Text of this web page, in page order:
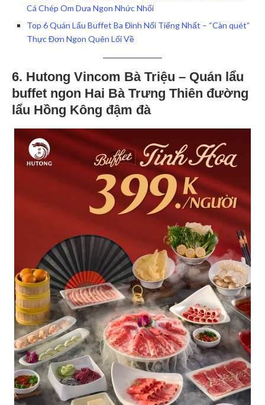
Cá Chép Om Dưa Ngon Nhức Nhối
Top 6 Quán Lẩu Buffet Ba Đình Nổi Tiếng Nhất – “Càn quét”
Thực Đơn Ngon Quên Lối Về
6. Hutong Vincom Bà Triệu – Quán lẩu
buffet ngon Hai Bà Trưng Thiên đường
lẩu Hồng Kông đậm đà